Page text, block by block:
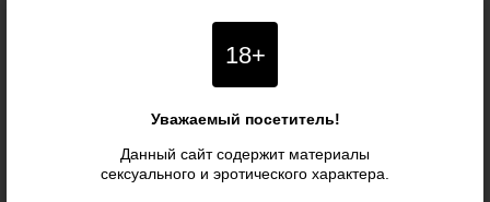
18+
Уважаемый посетитель!
Данный сайт содержит материалы
сексуального и эротического характера.
интимные товары для взрослых теперь можно не
выходя из дома, сохраняя конфиденциальность.
связи города Ирбит, а также по квитанции в ближайшем
банковском или почтовом отделении.